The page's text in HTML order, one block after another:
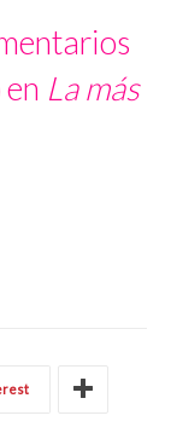
La más